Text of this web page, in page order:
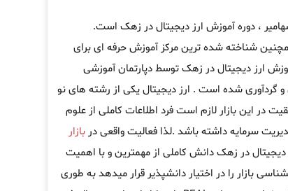
، دوره آموزش ارز دیجیتال در زهک است.
شناخته شده ترین مرکز آموزش حرفه ای برای
ارز دیجیتال در زهک توسط دپارتمان آموزشی
گردآوری شده است . ارز دیجیتال یکی از رشته های نو
در این بازار لازم است فرد اطلاعات کاملی از علوم
سرمایه داشته باشد .لذا فعالیت واقعی در بازار
دیجیتال در زهک دانش کاملی از مهمترین و با اهمیت
بازار را در اختیار دانشپذیر قرار میدهد به طوری